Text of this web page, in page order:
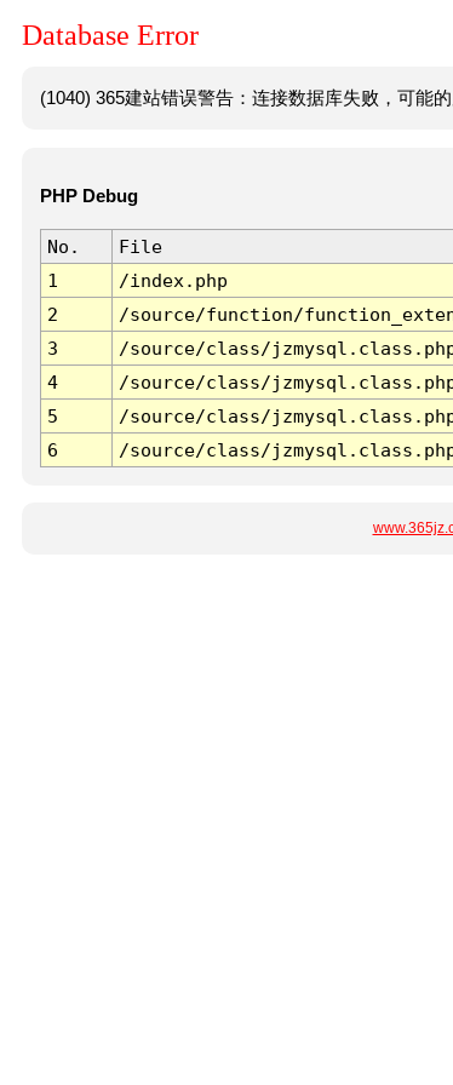
Database Error
(1040) 365建站错误警告：连接数据库失败，可能
PHP Debug
No. File
1
/index.php
2
/source/function/
3
/source/class/
4
/source/class/
5
/source/class/
6
/source/class/